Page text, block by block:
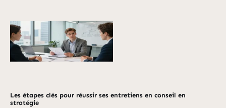
Les étapes clés pour réussir ses entretiens en conseil en
stratégie